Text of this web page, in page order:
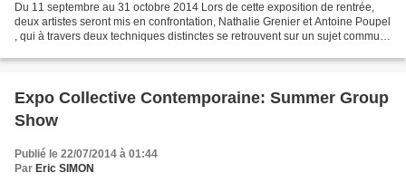
Du 11 septembre au 31 octobre 2014 Lors de cette exposition de rentrée,
deux artistes seront mis en confrontation, Nathalie Grenier et Antoine Poupel
, qui à travers deux techniques distinctes se retrouvent sur un sujet commun.
Expo Collective Contemporaine: Summer Group
Show
Publié le 22/07/2014 à 01:44
Par Eric SIMON